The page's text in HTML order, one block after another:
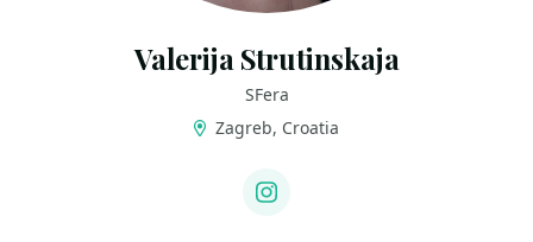
Valerija Strutinskaja
SFera
Zagreb, Croatia
Instagram